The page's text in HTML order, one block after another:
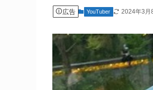
広告 YouTuber 2024年3月